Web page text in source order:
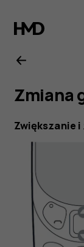
3310
3G
Zmiana
Zwiększanie